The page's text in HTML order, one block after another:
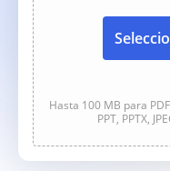
Hasta 100 MB para
PPT, PPTX,